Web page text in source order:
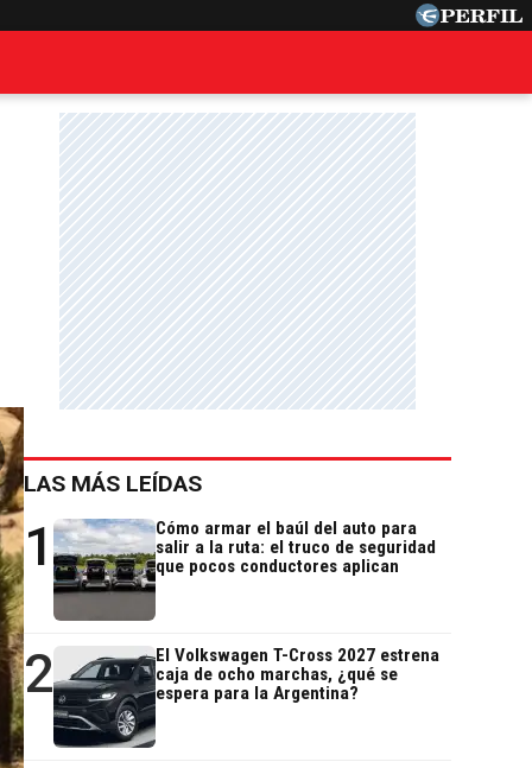
LAS MÁS LEÍDAS
1
Cómo armar el baúl del auto para
salir a la ruta: el truco de seguridad
que pocos conductores aplican
2
El Volkswagen T-Cross 2027 estrena
caja de ocho marchas, ¿qué se
espera para la Argentina?